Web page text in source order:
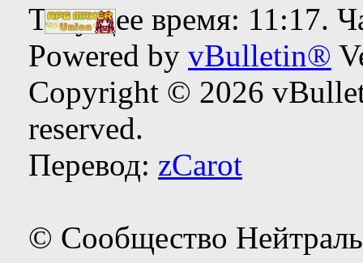
Текущее время: 11:17.
Powered by vBulletin®
Copyright © 2026
reserved.
Перевод: zCarot
© Сообщество